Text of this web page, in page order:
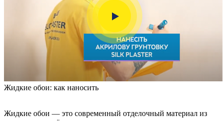
Жидкие обои: как наносить
Жидкие обои — это современный отделочный материал из